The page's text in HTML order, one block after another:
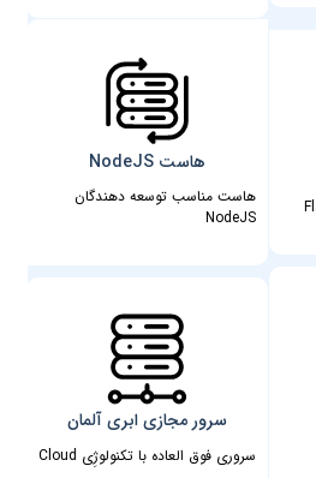
هاست NodeJS
هاست مناسب توسعه دهندگان
NodeJS
سرور مجازی ابری آلمان
سروری فوق العاده با تکنولوژِی Cloud